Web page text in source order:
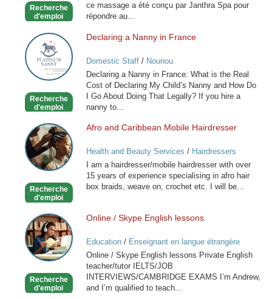
Recherche
d'emploi
ce massage a été conçu par Janthra Spa pour
répondre au...
Declaring
a
Nanny
in
Recherche
d'emploi
Declaring a Nanny in France
Domestic Staff/ Nounou
Declaring a Nanny in France: What is the Real
Cost of Declaring My Child’s Nanny and How Do
I Go About Doing That Legally? If you hire a
nanny to...
Afro
and
Caribbean
Mobile
Recherche
d'emploi
Afro and Caribbean Mobile Hairdresser
Health and Beauty Services / Hairdressers
I am a hairdresser/mobile hairdresser with over
15 years of experience specialising in afro hair
box braids, weave on, crochet etc. I will be...
Online
/
Skype
English
Recherche
d'emploi
Online / Skype English lessons
Education/ Enseignant en langue étrangère
Online / Skype English lessons Private English
teacher/tutor IELTS/JOB
INTERVIEWS/CAMBRIDGE EXAMS I’m Andrew,
and I’m qualified to teach...